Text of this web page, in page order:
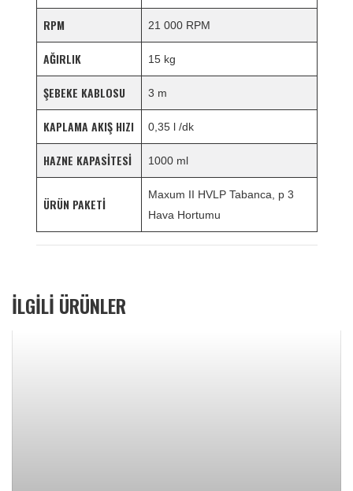
RPM 21 000 RPM
AĞIRLIK 15 kg
ŞEBEKE KABLOSU 3 m
KAPLAMA AKIŞ HIZI 0,35 l /dk
HAZNE KAPASITESI 1000 ml
ÜRÜN PAKETI
Maxum II HVLP Tabanca, p 3
Hava Hortumu
İLGILI ÜRÜNLER